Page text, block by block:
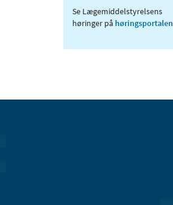
Se Lægemiddelstyrelsens
høringer på høringsportalen